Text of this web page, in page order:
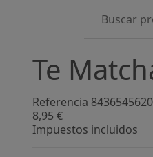
Te
Referencia
8,95 €
Impuestos incluidos